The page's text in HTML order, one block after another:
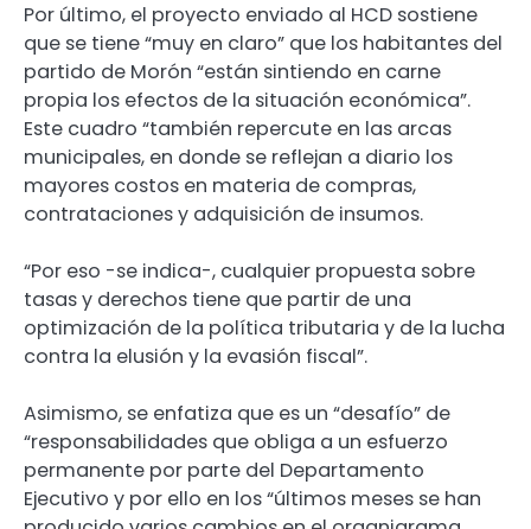
Por último, el proyecto enviado al HCD sostiene
que se tiene “muy en claro” que los habitantes del
partido de Morón “están sintiendo en carne
propia los efectos de la situación económica”.
Este cuadro “también repercute en las arcas
municipales, en donde se reflejan a diario los
mayores costos en materia de compras,
contrataciones y adquisición de insumos.
“Por eso -se indica-, cualquier propuesta sobre
tasas y derechos tiene que partir de una
optimización de la política tributaria y de la lucha
contra la elusión y la evasión fiscal”.
Asimismo, se enfatiza que es un “desafío” de
“responsabilidades que obliga a un esfuerzo
permanente por parte del Departamento
Ejecutivo y por ello en los “últimos meses se han